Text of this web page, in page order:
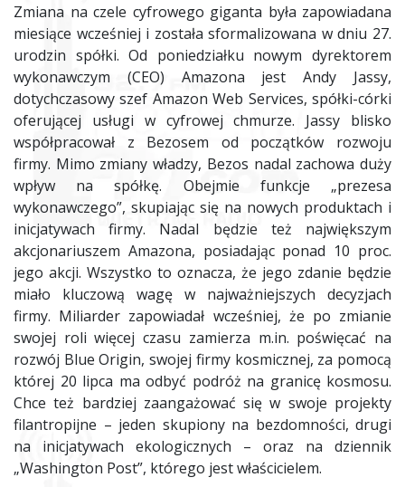
Zmiana na czele cyfrowego giganta była zapowiadana
miesiące wcześniej i została sformalizowana w dniu 27.
urodzin spółki. Od poniedziałku nowym dyrektorem
wykonawczym (CEO) Amazona jest Andy Jassy,
dotychczasowy szef Amazon Web Services, spółki-córki
oferującej usługi w cyfrowej chmurze. Jassy blisko
współpracował z Bezosem od początków rozwoju
firmy. Mimo zmiany władzy, Bezos nadal zachowa duży
wpływ na spółkę. Obejmie funkcje „prezesa
wykonawczego”, skupiając się na nowych produktach i
inicjatywach firmy. Nadal będzie też największym
akcjonariuszem Amazona, posiadając ponad 10 proc.
jego akcji. Wszystko to oznacza, że jego zdanie będzie
miało kluczową wagę w najważniejszych decyzjach
firmy. Miliarder zapowiadał wcześniej, że po zmianie
swojej roli więcej czasu zamierza m.in. poświęcać na
rozwój Blue Origin, swojej firmy kosmicznej, za pomocą
której 20 lipca ma odbyć podróż na granicę kosmosu.
Chce też bardziej zaangażować się w swoje projekty
filantropijne – jeden skupiony na bezdomności, drugi
na inicjatywach ekologicznych – oraz na dziennik
„Washington Post”, którego jest właścicielem.